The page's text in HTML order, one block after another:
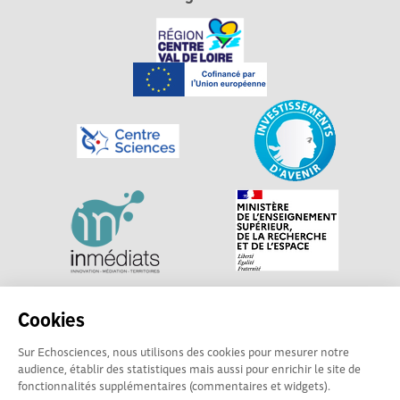
Cookies
Sur Echosciences, nous utilisons des cookies pour mesurer notre
audience, établir des statistiques mais aussi pour enrichir le site de
fonctionnalités supplémentaires (commentaires et widgets).
Explorer, s’exprimer, rentrer en contact : Echosciences
sciences et de technologies du territoire. Propulsé par
Centre•Sciences/ Contact : echosciences@centre-